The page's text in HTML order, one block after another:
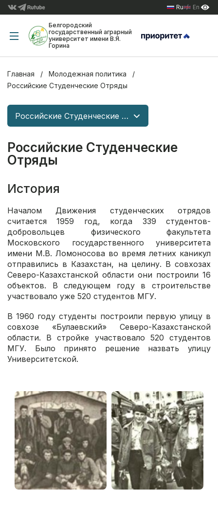
Ru En
Белгородский
государственный аграрный
университет имени В.Я.
Горина
Главная
Молодежная политика
Российские Студенческие Отряды
Российские Студенческие Отряды
Российские Студенческие
Отряды
История
Началом Движения студенческих отрядов
считается 1959 год, когда 339 студентов-
добровольцев физического факультета
Московского государственного университета
имени М.В. Ломоносова во время летних каникул
отправились в Казахстан, на целину. В совхозах
Северо-Казахстанской области они построили 16
объектов. В следующем году в строительстве
участвовало уже 520 студентов МГУ.
В 1960 году студенты построили первую улицу в
совхозе «Булаевский» Северо-Казахстанской
области. В стройке участвовало 520 студентов
МГУ. Было принято решение назвать улицу
Университетской.